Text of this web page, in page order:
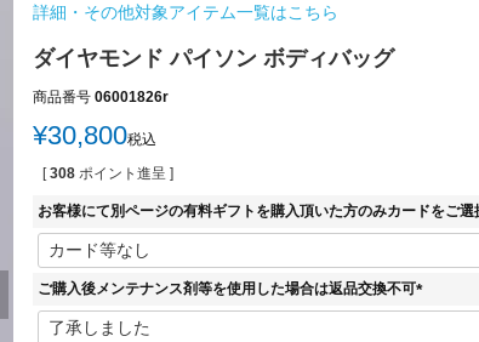
詳細・その他対象アイテム一覧はこちら
ダイヤモンド パイソン ボディバッグ
商品番号 06001826r
¥30,800税込
[ 308 ポイント進呈 ]
お客様にて別ページの有料ギフトを購入頂いた方のみカードをご選
ご購入後メンテナンス剤等を使用した場合は返品交換不可
(